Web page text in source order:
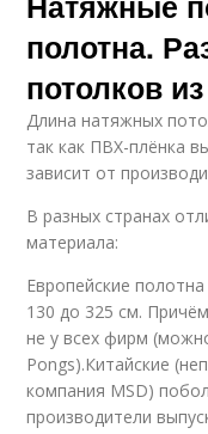
полотна.
потолков
Длина натяжных
так как ПВХ-плёнка
зависит от
В разных странах
материала:
Европейские
130 до 325 см.
не у всех фирм
Pongs).Китайские
компания MSD)
производители